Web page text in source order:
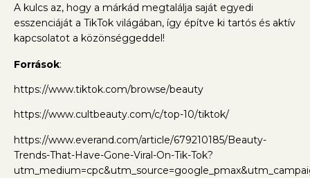
A kulcs az, hogy a márkád megtalálja saját egyedi
esszenciáját a TikTok világában, így építve ki tartós és aktív
kapcsolatot a közönséggeddel!
Források:
https://www.tiktok.com/browse/beauty
https://www.cultbeauty.com/c/top-10/tiktok/
https://www.everand.com/article/679210185/Beauty-
Trends-That-Have-Gone-Viral-On-Tik-Tok?